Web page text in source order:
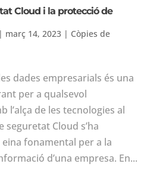
Cloud i la protecció de
| març 14, 2023| Còpies de
dades empresarials és una
per a qualsevol
l’alça de les tecnologies al
seguretat Cloud s’ha
fonamental per a la
d’una empresa. En...